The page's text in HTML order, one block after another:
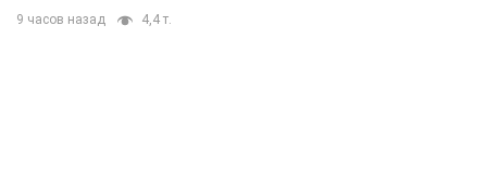
9 часов назад 4,4 т.